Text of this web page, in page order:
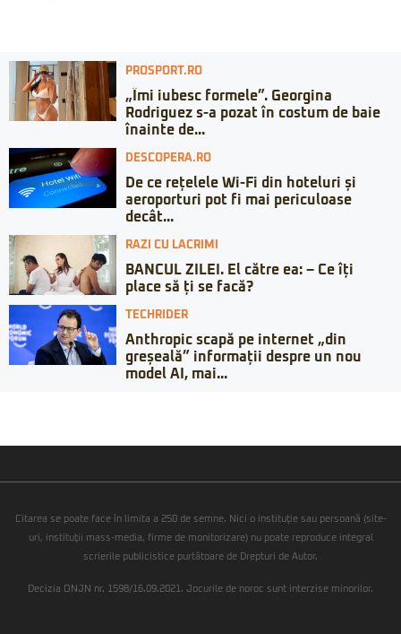
PROSPORT.RO
„Îmi iubesc formele”. Georgina
Rodriguez s-a pozat în costum de baie
înainte de...
DESCOPERA.RO
De ce rețelele Wi-Fi din hoteluri și
aeroporturi pot fi mai periculoase
decât...
RAZI CU LACRIMI
BANCUL ZILEI. El către ea: – Ce îți
place să ți se facă?
TECHRIDER
Anthropic scapă pe internet „din
greșeală” informații despre un nou
model AI, mai...
Citarea se poate face în limita a 250 de semne. Nici o instituţie sau persoană (site-
uri, instituţii mass-media, firme de monitorizare) nu poate reproduce integral
scrierile publicistice purtătoare de Drepturi de Autor.
Decizia ONJN nr. 1598/16.09.2021. Jocurile de noroc sunt interzise minorilor.